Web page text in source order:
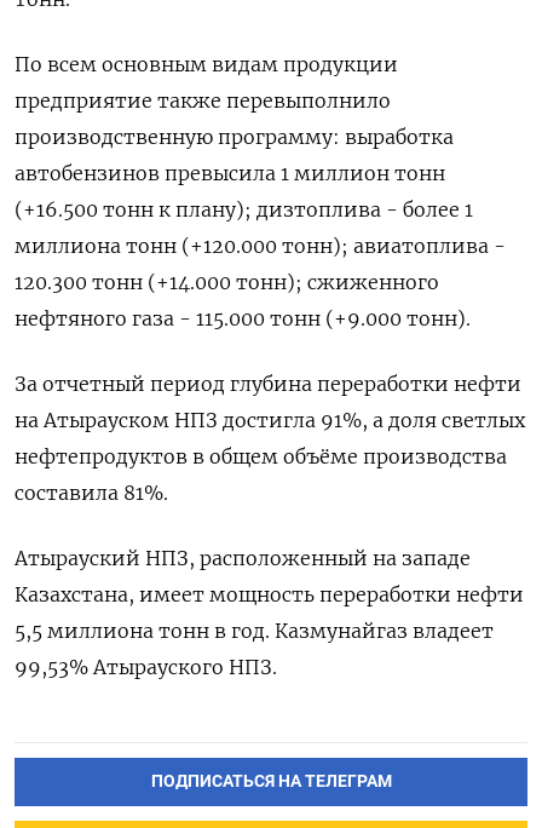
По всем основным видам продукции
предприятие также перевыполнило
производственную программу: выработка
автобензинов превысила 1 миллион тонн
(+16.500 тонн к плану); дизтоплива - более 1
миллиона тонн (+120.000 тонн); авиатоплива -
120.300 тонн (+14.000 тонн); сжиженного
нефтяного газа - 115.000 тонн (+9.000 ​тонн).
За отчетный период ⁠глубина переработки нефти
на Атырауском НПЗ достигла 91%, а доля ‌светлых
нефтепродуктов в общем объёме производства
составила 81%.
Атырауский ‌НПЗ, расположенный на западе
Казахстана, имеет мощность переработки ​нефти
5,5 миллиона тонн в год. ‌Казмунайгаз владеет
99,53% Атырауского НПЗ.
ПОДПИСАТЬСЯ НА ТЕЛЕГРАМ